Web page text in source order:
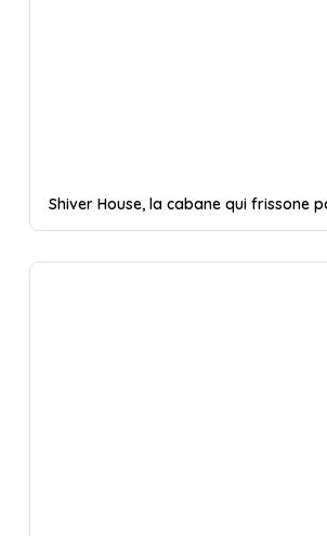
Shiver House, la cabane qui frissone